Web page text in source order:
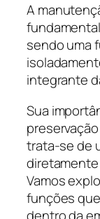
A
sendo uma
integrante
Sua
trata-se de
Vamos
funções
dentro da